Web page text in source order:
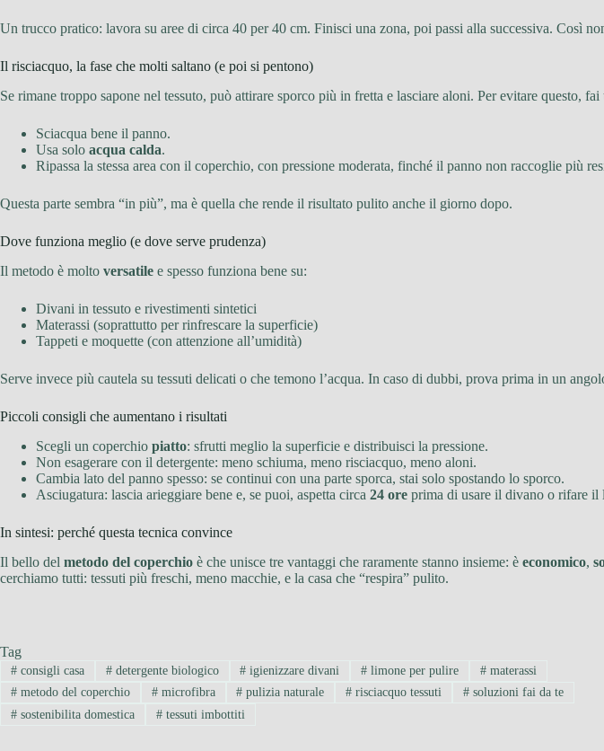
Un trucco pratico: lavora su aree di circa 40 per 40 cm. Finisci una zona, poi passi alla successiva. Così
Il risciacquo, la fase che molti saltano (e poi si pentono)
Se rimane troppo sapone nel tessuto, può attirare sporco più in fretta e lasciare aloni. Per evitare questo,
Sciacqua bene il panno.
Usa solo acqua calda.
Ripassa la stessa area con il coperchio, con pressione moderata, finché il panno non raccoglie più
Questa parte sembra “in più”, ma è quella che rende il risultato pulito anche il giorno dopo.
Dove funziona meglio (e dove serve prudenza)
Il metodo è molto versatile e spesso funziona bene su:
Divani in tessuto e rivestimenti sintetici
Materassi (soprattutto per rinfrescare la superficie)
Tappeti e moquette (con attenzione all’umidità)
Serve invece più cautela su tessuti delicati o che temono l’acqua. In caso di dubbi, prova prima in un
Piccoli consigli che aumentano i risultati
Scegli un coperchio piatto: sfrutti meglio la superficie e distribuisci la pressione.
Non esagerare con il detergente: meno schiuma, meno risciacquo, meno aloni.
Cambia lato del panno spesso: se continui con una parte sporca, stai solo spostando lo sporco.
Asciugatura: lascia arieggiare bene e, se puoi, aspetta circa 24 ore prima di usare il divano o rifare il
In sintesi: perché questa tecnica convince
Il bello del metodo del coperchio è che unisce tre vantaggi che raramente stanno insieme: è economico,
cerchiamo tutti: tessuti più freschi, meno macchie, e la casa che “respira” pulito.
Tag
#consigli casa #detergente biologico # igienizzare divani # limone per pulire # materassi
#metodo del coperchio #microfibra # pulizia naturale # risciacquo tessuti # soluzioni fai da te
#sostenibilita domestica #tessuti imbottiti